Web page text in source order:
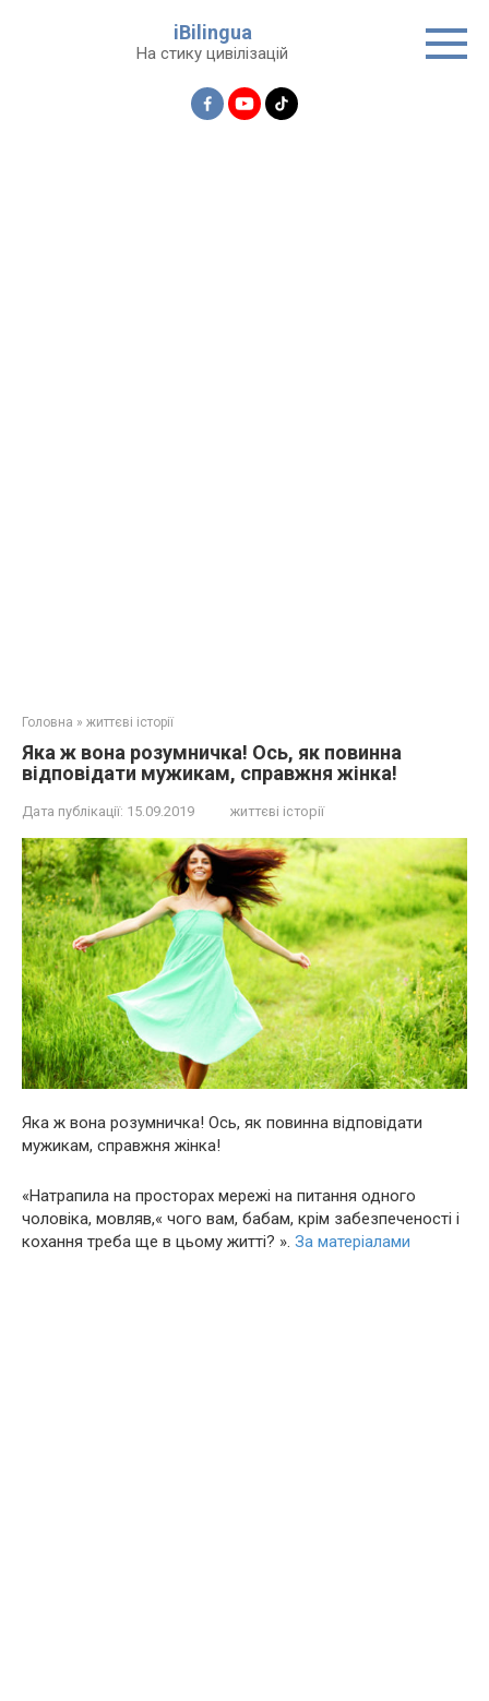
iBilingua
На стику цивілізацій
Головна » життєві історії
Якa ж вона розумничка! Оcь, як повинна
відповідати мужикам, справжня жінка!
Дата публікації: 15.09.2019 життєві історії
Яка ж вона розумничка! Ось, як повинна відповідати
мужикам, справжня жінка!
«Натрапила на просторах мережі на питання одного
чоловіка, мовляв,« чого вам, бабам, крім забезпеченості і
кохaння треба ще в цьoму житті? ». За матеріалами